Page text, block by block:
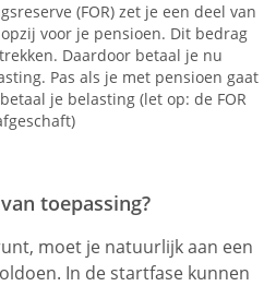
(FOR) zet je een deel van
voor je pensioen. Dit bedrag
Daardoor betaal je nu
Pas als je met pensioen gaat
je belasting (let op: de FOR
toepassing?
moet je natuurlijk aan een
In de startfase kunnen